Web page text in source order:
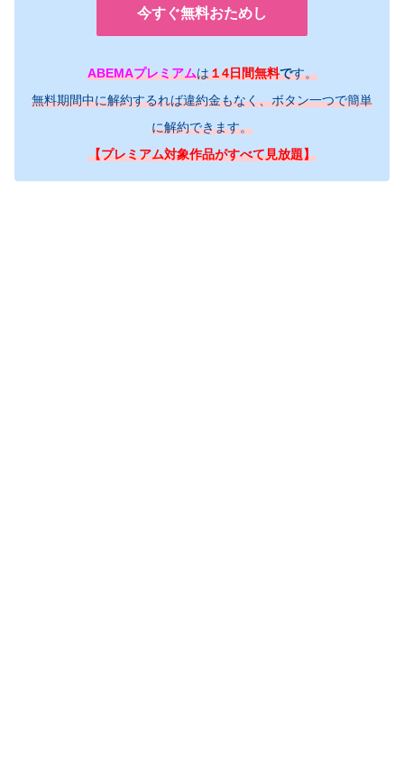
今すぐ無料おためし
ABEMAプレミアムは１4日間無料です。
無料期間中に解約するれば違約金もなく、ボタン一つで簡単
に解約できます。
【プレミアム対象作品がすべて見放題】